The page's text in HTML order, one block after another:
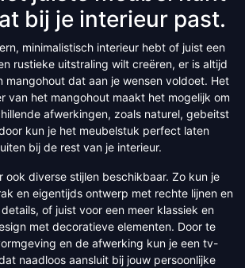
bij je interieur past.
minimalistisch interieur hebt of juist een
rustieke uitstraling wilt creëren, er is altijd
mangohout dat aan je wensen voldoet. Het
van het mangohout maakt het mogelijk om
afwerkingen, zoals naturel, gebeitst
kun je het meubelstuk perfect laten
bij de rest van je interieur.
ook diverse stijlen beschikbaar. Zo kun je
en eigentijds ontwerp met rechte lijnen en
of juist voor een meer klassiek en
met decoratieve elementen. Door te
en de afwerking kun je een tv-
naadloos aansluit bij jouw persoonlijke